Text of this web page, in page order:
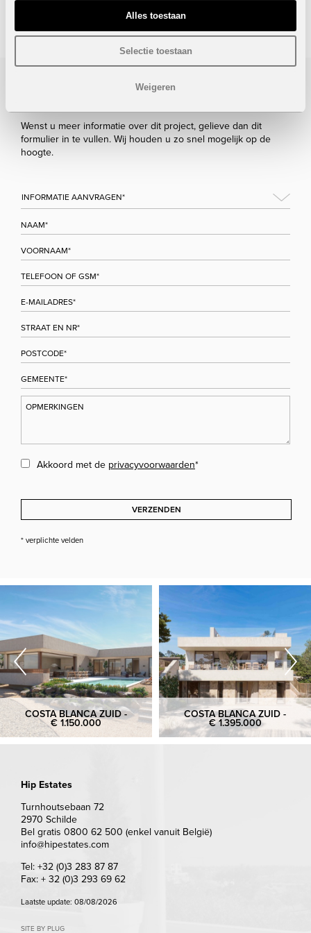
Alles toestaan
Selectie toestaan
Weigeren
STUUR NAAR EEN VRIEND
Bezoek/infoaanvraag
Wenst u meer informatie over dit project, gelieve dan dit
formulier in te vullen. Wij houden u zo snel mogelijk op de
hoogte.
Akkoord met de privacyvoorwaarden*
VERZENDEN
* verplichte velden
COSTA BLANCA ZUID -
€ 1.150.000
COSTA BLANCA ZUID -
€ 1.395.000
Hip Estates
Turnhoutsebaan 72
2970 Schilde
Bel gratis 0800 62 500 (enkel vanuit België)
info@hipestates.com
Tel: +32 (0)3 283 87 87
Fax: + 32 (0)3 293 69 62
Laatste update: 08/08/2026
SITE BY PLUG